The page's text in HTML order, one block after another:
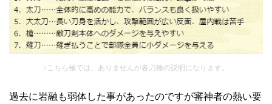
↑こちら極では、ありませんが各刀種の説明になります。
過去に岩融も弱体した事があったのですが審神者の熱い要